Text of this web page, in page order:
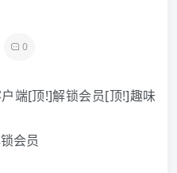
0
端[顶!]解锁会员[顶!]趣味
会员